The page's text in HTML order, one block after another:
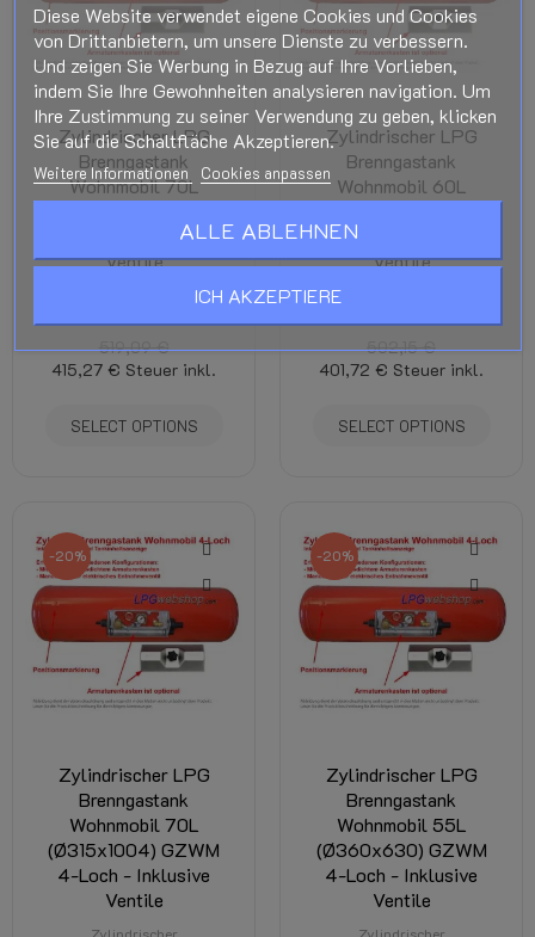
Zylindrischer LPG
Brenngastank
Wohnmobil 70L
4-Loch - Inklusive
Ventile
519,09 €
415,27 € Steuer inkl.
SELECT OPTIONS
Zylindrischer LPG
Brenngastank
Wohnmobil 60L
4-Loch - Inklusive
Ventile
502,15 €
401,72 € Steuer inkl.
SELECT OPTIONS
-20%
Zylindrischer LPG
Brenngastank
Wohnmobil 70L
(Ø315x1004) GZWM
4-Loch - Inklusive
Ventile
-20%
Zylindrischer LPG
Brenngastank
Wohnmobil 55L
(Ø360x630) GZWM
4-Loch - Inklusive
Ventile
Diese Website verwendet eigene Cookies und Cookies
von Drittanbietern, um unsere Dienste zu verbessern.
Und zeigen Sie Werbung in Bezug auf Ihre Vorlieben,
indem Sie Ihre Gewohnheiten analysieren navigation. Um
Ihre Zustimmung zu seiner Verwendung zu geben, klicken
Sie auf die Schaltfläche Akzeptieren.
Weitere Informationen Cookies anpassen
ALLE ABLEHNEN
ICH AKZEPTIERE